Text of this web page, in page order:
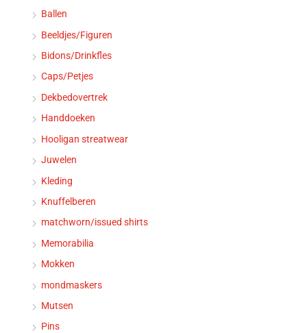
Ballen
Beeldjes/Figuren
Bidons/Drinkfles
Caps/Petjes
Dekbedovertrek
Handdoeken
Hooligan streatwear
Juwelen
Kleding
Knuffelberen
matchworn/issued shirts
Memorabilia
Mokken
mondmaskers
Mutsen
Pins